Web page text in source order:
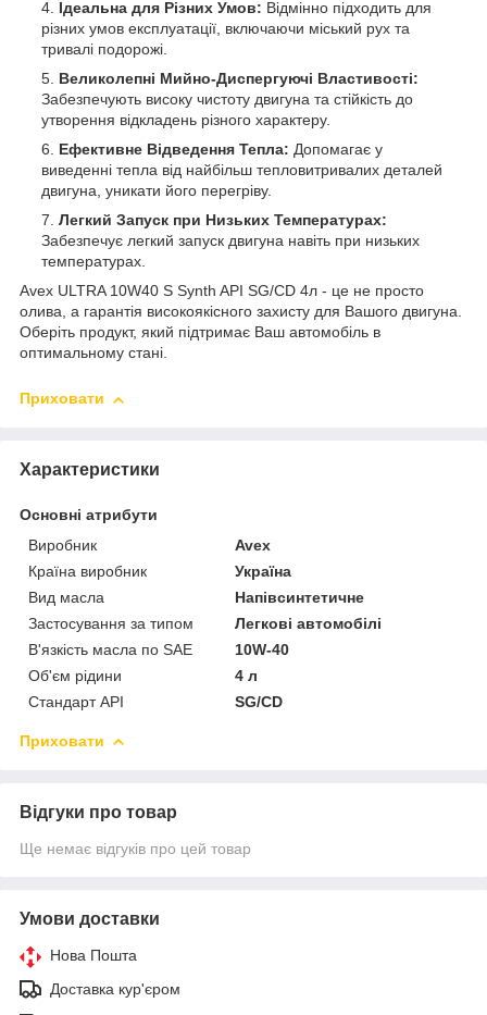
Ідеальна для Різних Умов: Відмінно підходить для
різних умов експлуатації, включаючи міський рух та
тривалі подорожі.
Великолепні Мийно-Диспергуючі Властивості:
Забезпечують високу чистоту двигуна та стійкість до
утворення відкладень різного характеру.
Ефективне Відведення Тепла: Допомагає у
виведенні тепла від найбільш тепловитривалих деталей
двигуна, уникати його перегріву.
Легкий Запуск при Низьких Температурах:
Забезпечує легкий запуск двигуна навіть при низьких
температурах.
Avex ULTRA 10W40 S Synth API SG/CD 4л - це не просто
олива, а гарантія високоякісного захисту для Вашого двигуна.
Оберіть продукт, який підтримає Ваш автомобіль в
оптимальному стані.
Приховати
Характеристики
Основні атрибути
Виробник
Avex
Країна виробник
Україна
Вид масла
Напівсинтетичне
Застосування за типом
Легкові автомобілі
В'язкість масла по SAE
10W-40
Об'єм рідини
4 л
Стандарт API
SG/CD
Приховати
Відгуки про товар
Ще немає відгуків про цей товар
Умови доставки
Нова Пошта
Доставка кур'єром